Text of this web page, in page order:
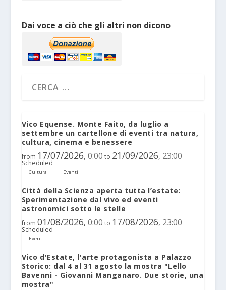
Dai voce a ciò che gli altri non dicono
Vico Equense. Monte Faito, da luglio a
settembre un cartellone di eventi tra natura,
cultura, cinema e benessere
from 17/07/2026, 0:00 to 21/09/2026, 23:00
Scheduled
Cultura Eventi
Città della Scienza aperta tutta l’estate:
Sperimentazione dal vivo ed eventi
astronomici sotto le stelle
from 01/08/2026, 0:00 to 17/08/2026, 23:00
Scheduled
Eventi
Vico d'Estate, l'arte protagonista a Palazzo
Storico: dal 4 al 31 agosto la mostra "Lello
Bavenni - Giovanni Manganaro. Due storie, una
mostra"